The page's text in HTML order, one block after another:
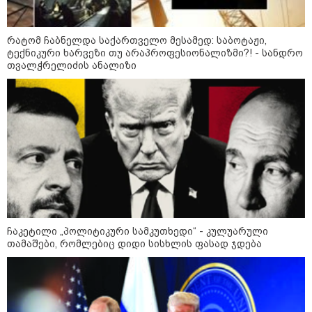
14:14 / 06-08-2026
"მეც ერთ-ერთი მათგანი ვიყავი, ვინც
ლიფტში გაიჭედა" - ლევან მახაშვილი
16:37 / 06-08-2026
"აბსოლუტურად ყალბი
შინაარსი იქმნება სოციალურ
მედიაში, არარსებული
ადამიანები, საუბრობენ,
თითქოს საქართველოში
უარყოფითი გარემოა რუსი
ტურისტებისთვის" - პრემიერი
16:14 / 06-08-2026
რატომ ჩაბნელდა საქართველო მესამედ: საბოტაჟი,
ტექნიკური ხარვეზი თუ არაპროფესიონალიზმი?! - სანდრო
თვალჭრელიძის ანალიზი
ჩაკეტილი „პოლიტიკური სამკუთხედი“ - კულუარული
თამაშები, რომლებიც დიდი სისხლის ფასად ჯდება